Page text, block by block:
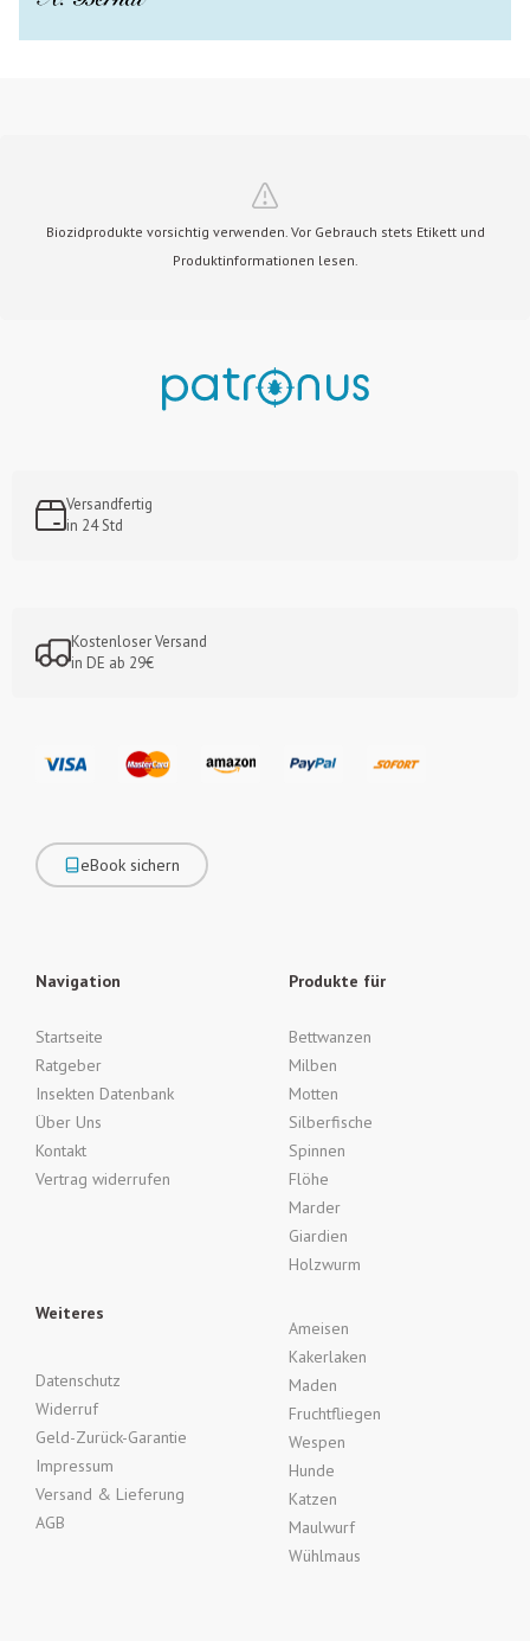
Versandfertig
in 24 Std
Kostenloser Versand
in DE ab 29€
eBook sichern
Navigation
Startseite
Ratgeber
Insekten Datenbank
Über Uns
Kontakt
Vertrag widerrufen
Produkte für
Bettwanzen
Milben
Motten
Silberfische
Spinnen
Flöhe
Marder
Giardien
Holzwurm
Weiteres
Datenschutz
Widerruf
Geld-Zurück-Garantie
Impressum
Versand & Lieferung
AGB
Ameisen
Kakerlaken
Maden
Fruchtfliegen
Wespen
Hunde
Katzen
Maulwurf
Wühlmaus
Biozidprodukte vorsichtig verwenden. Vor Gebrauch stets Etikett und
Produktinformationen lesen.